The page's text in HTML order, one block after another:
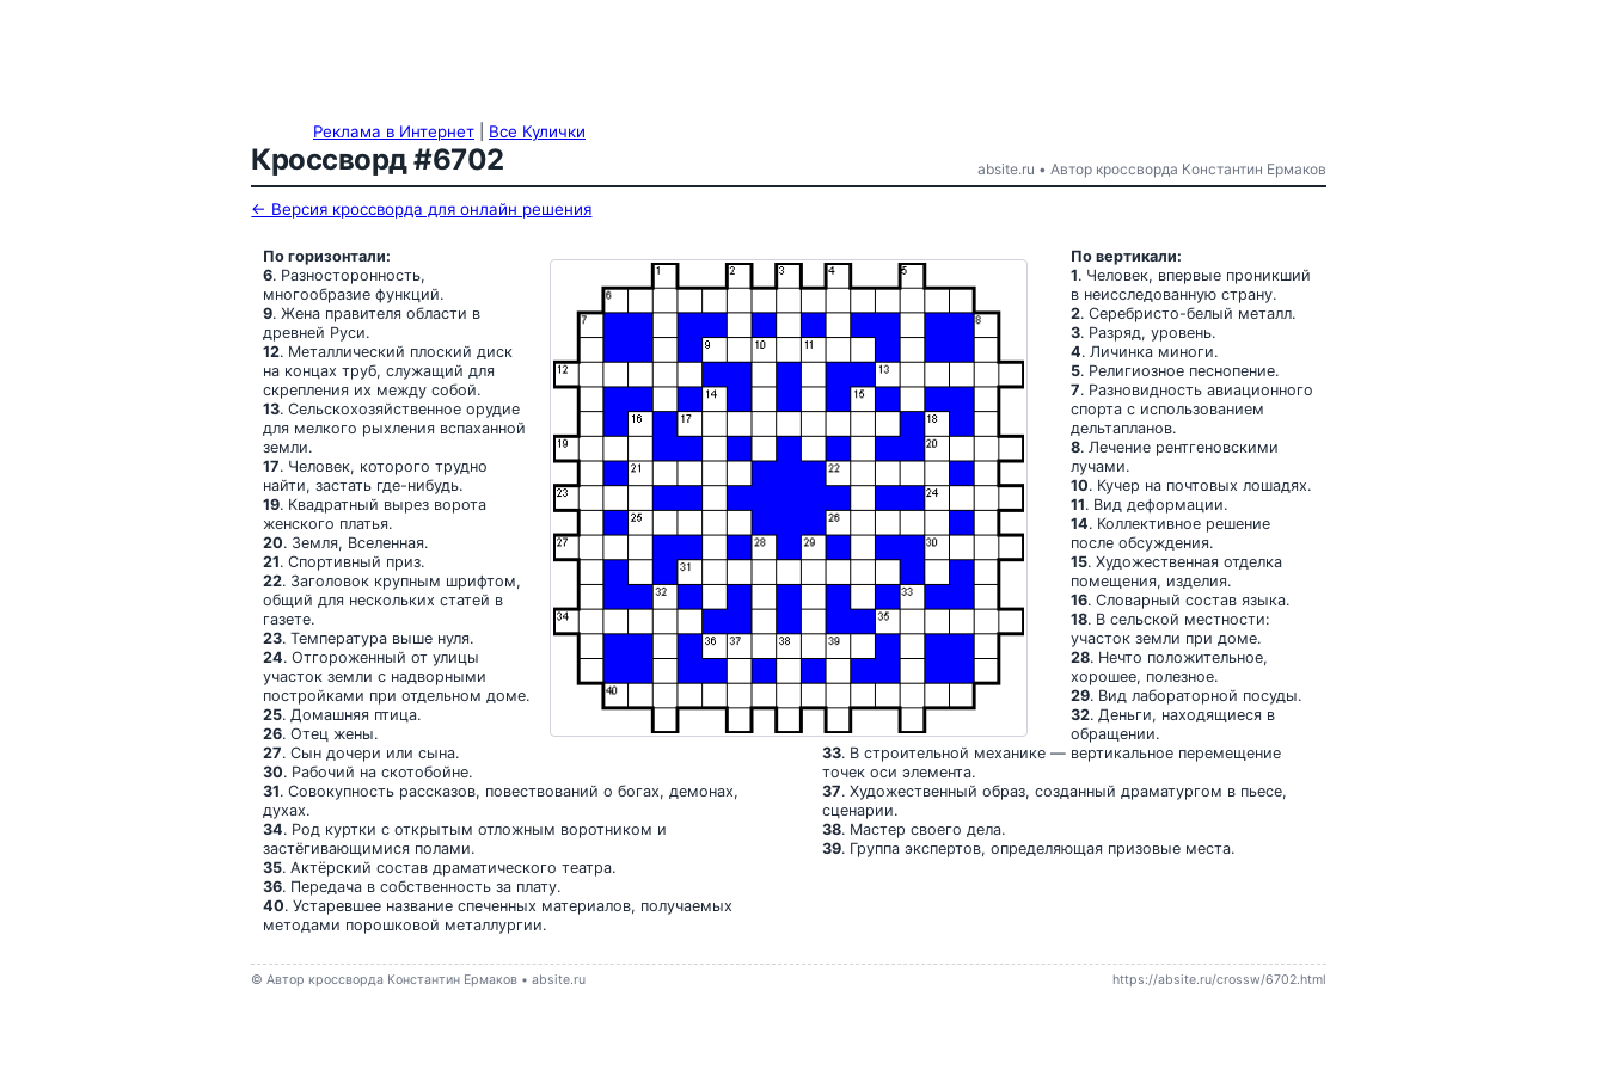
Реклама в Интернет Все Кулички
Кроссворд #6702 absite.ru • Автор кроссворда Константин Ермаков
← Версия кроссворда для онлайн решения
По горизонтали:
6. Разносторонность,
многообразие функций.
9. Жена правителя области в
древней Руси.
12. Металлический плоский диск
на концах труб, служащий для
скрепления их между собой.
13. Сельскохозяйственное орудие
для мелкого рыхления вспаханной
земли.
17. Человек, которого трудно
найти, застать где-нибудь.
19. Квадратный вырез ворота
женского платья.
20. Земля, Вселенная.
21. Спортивный приз.
22. Заголовок крупным шрифтом,
общий для нескольких статей в
газете.
23. Температура выше нуля.
24. Отгороженный от улицы
участок земли с надворными
постройками при отдельном доме.
25. Домашняя птица.
26. Отец жены.
27. Сын дочери или сына.
30. Рабочий на скотобойне.
31. Совокупность рассказов, повествований о богах, демонах,
духах.
34. Род куртки с открытым отложным воротником и
застёгивающимися полами.
35. Актёрский состав драматического театра.
36. Передача в собственность за плату.
40. Устаревшее название спеченных материалов, получаемых
методами порошковой металлургии.
По вертикали:
1. Человек, впервые проникший
в неисследованную страну.
2. Серебристо-белый металл.
3. Разряд, уровень.
4. Личинка миноги.
5. Религиозное песнопение.
7. Разновидность авиационного
спорта с использованием
дельтапланов.
8. Лечение рентгеновскими
лучами.
10. Кучер на почтовых лошадях.
11. Вид деформации.
14. Коллективное решение
после обсуждения.
15. Художественная отделка
помещения, изделия.
16. Словарный состав языка.
18. В сельской местности:
участок земли при доме.
28. Нечто положительное,
хорошее, полезное.
29. Вид лабораторной посуды.
32. Деньги, находящиеся в
обращении.
33. В строительной механике — вертикальное перемещение
точек оси элемента.
37. Художественный образ, созданный драматургом в пьесе,
сценарии.
38. Мастер своего дела.
39. Группа экспертов, определяющая призовые места.
© Автор кроссворда Константин Ермаков • absite.ru https://absite.ru/crossw/6702.html